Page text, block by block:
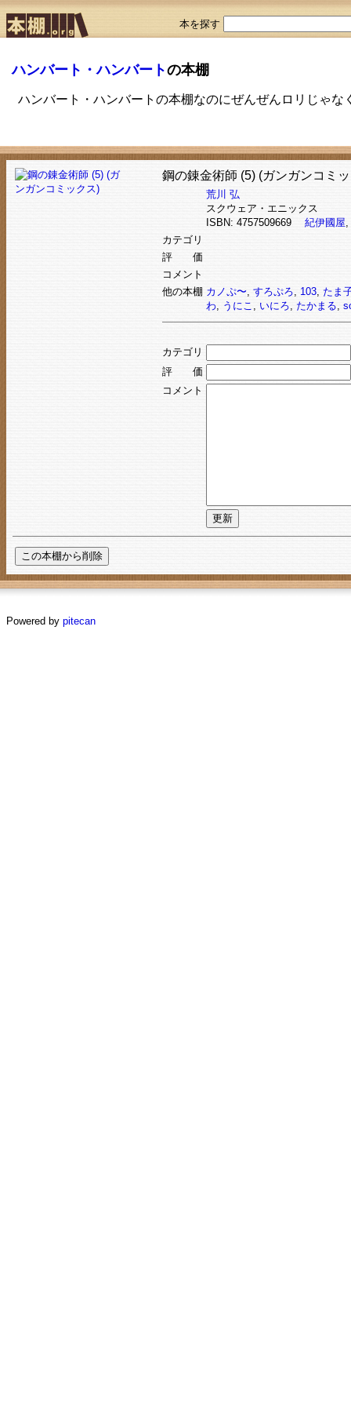
本を探す
ハンバート・ハンバートの本棚
ハンバート・ハンバートの本棚なのにぜんぜんロリじゃな
鋼の錬金術師 (5) (ガンガンコミ
荒川 弘
スクウェア・エニックス
ISBN: 4757509669 紀伊國屋,
カテゴリ
評 価
コメント
他の本棚 カノぷ〜, すろぷろ, 103, たま
わ, うにこ , いにろ, たかまる,
カテゴリ
評 価
コメント
Powered by pitecan